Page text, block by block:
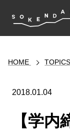
HOME TOPICS
2018.01.04
【学